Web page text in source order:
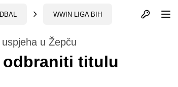
WWIN LIGA BIH Otvori profil
u Žepču
odbraniti titulu